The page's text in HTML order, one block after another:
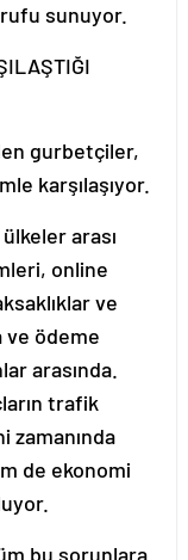
sunuyor.
gurbetçiler,
karşılaşıyor.
arası
online
ve
ve ödeme
arasında.
trafik
zamanında
de ekonomi
bu sorunlara